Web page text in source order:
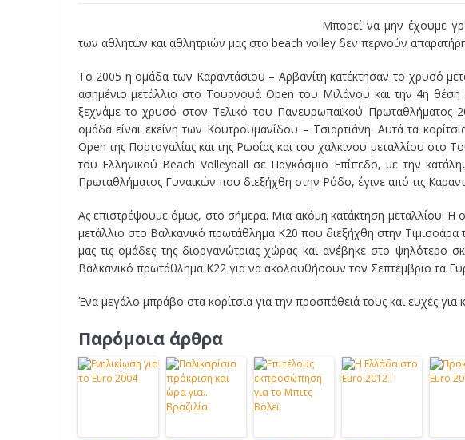
Μπορεί να μην έχουμε
των αθλητών και αθλητριών μας στο beach volley δεν περνούν
Το 2005 η ομάδα των Καραντάσιου – Αρβανίτη κατέκτησαν το χρυσό
ασημένιο μετάλλιο στο Τουρνουά Open του Μιλάνου και την 4η
ξεχνάμε το χρυσό στον Τελικό του Πανευρωπαϊκού Πρωταθλήματος
ομάδα είναι εκείνη των Κουτρουμανίδου – Τσιαρτιάνη. Αυτά τα
Open της Πορτογαλίας και της Ρωσίας και του χάλκινου μεταλλίου στο
του Ελληνικού Beach Volleyball σε Παγκόσμιο Επίπεδο, με την
Πρωταθλήματος Γυναικών που διεξήχθη στην Ρόδο, έγινε από τις
Ας επιστρέψουμε όμως, στο σήμερα. Μια ακόμη κατάκτηση μεταλλίου!
μετάλλιο στο Βαλκανικό πρωτάθλημα Κ20 που διεξήχθη στην Τιμισοάρα
μας τις ομάδες της διοργανώτριας χώρας και ανέβηκε στο ψηλότερο
Βαλκανικό πρωτάθλημα Κ22 για να ακολουθήσουν τον Σεπτέμβριο τα
Ένα μεγάλο μπράβο στα κορίτσια για την προσπάθειά τους και ευχές για
Παρόμοια άρθρα